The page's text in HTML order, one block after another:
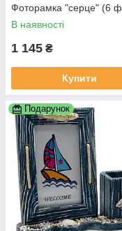
Фоторамка "серце" (6
В наявності
1 145 ₴
Купити
Подарунок